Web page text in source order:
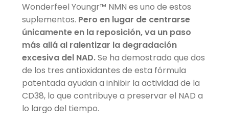
Wonderfeel Youngr™ NMN es uno de estos
suplementos. Pero en lugar de centrarse
únicamente en la reposición, va un paso
más allá al ralentizar la degradación
excesiva del NAD.Se ha demostrado que dos
de los tres antioxidantes de esta fórmula
patentada ayudan a inhibir la actividad de la
CD38, lo que contribuye a preservar el NAD a
lo largo del tiempo.